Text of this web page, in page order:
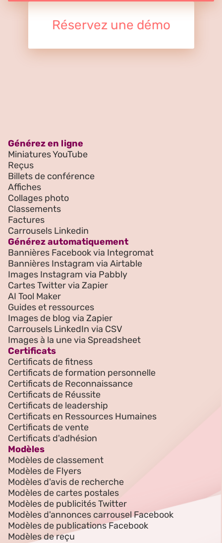
Réservez une démo
Générez en ligne
Miniatures YouTube
Reçus
Billets de conférence
Affiches
Collages photo
Classements
Factures
Carrousels Linkedin
Générez automatiquement
Bannières Facebook via Integromat
Bannières Instagram via Airtable
Images Instagram via Pabbly
Cartes Twitter via Zapier
AI Tool Maker
Guides et ressources
Images de blog via Zapier
Carrousels LinkedIn via CSV
Images à la une via Spreadsheet
Certificats
Certificats de fitness
Certificats de formation personnelle
Certificats de Reconnaissance
Certificats de Réussite
Certificats de leadership
Certificats en Ressources Humaines
Certificats de vente
Certificats d'adhésion
Modèles
Modèles de classement
Modèles de Flyers
Modèles d'avis de recherche
Modèles de cartes postales
Modèles de publicités Twitter
Modèles d'annonces carrousel Facebook
Modèles de publications Facebook
Modèles de reçu